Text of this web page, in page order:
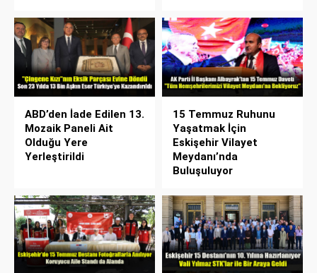
ABD’den İade Edilen 13.
Mozaik Paneli Ait
Olduğu Yere
Yerleştirildi
15 Temmuz Ruhunu
Yaşatmak İçin
Eskişehir Vilayet
Meydanı’nda
Buluşuluyor